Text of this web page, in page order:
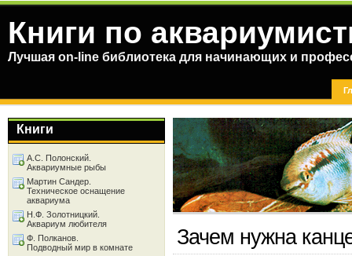
Книги по
Лучшая on-line библиотека для начинающих и
Зачем нужна
Книги
А.С. Полонский.
Аквариумные рыбы
Мартин Сандер.
Техническое оснащение
аквариума
Н.Ф. Золотницкий.
Аквариум любителя
Ф. Полканов.
Подводный мир в комнате